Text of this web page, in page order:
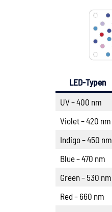
LED-Typen
UV – 400 nm
Violet – 420 nm
Indigo – 450 nm
Blue – 470 nm
Green – 530 nm
Red – 660 nm